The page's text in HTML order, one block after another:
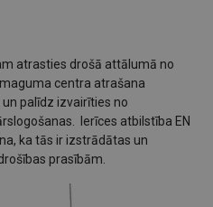
atrasties drošā attālumā no
centra atrašana
palīdz izvairīties no
Ierīces atbilstība EN
ka tās ir izstrādātas un
prasībām.